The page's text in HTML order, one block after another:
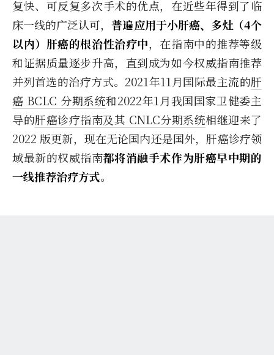
复快、可反复多次手术的优点，在近些年得到了临
床一线的广泛认可，普遍应用于小肝癌、多灶（4个
以内）肝癌的根治性治疗中，在指南中的推荐等级
和证据质量逐步升高，直到成为如今权威指南推荐
并列首选的治疗方式。2021年11月国际最主流的肝
癌 BCLC 分期系统和2022年1月我国国家卫健委主
导的肝癌诊疗指南及其 CNLC分期系统相继迎来了
2022 版更新，现在无论国内还是国外，肝癌诊疗领
域最新的权威指南都将消融手术作为肝癌早中期的
一线推荐治疗方式。